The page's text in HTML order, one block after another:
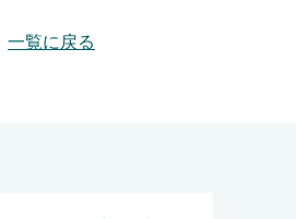
一覧に戻る